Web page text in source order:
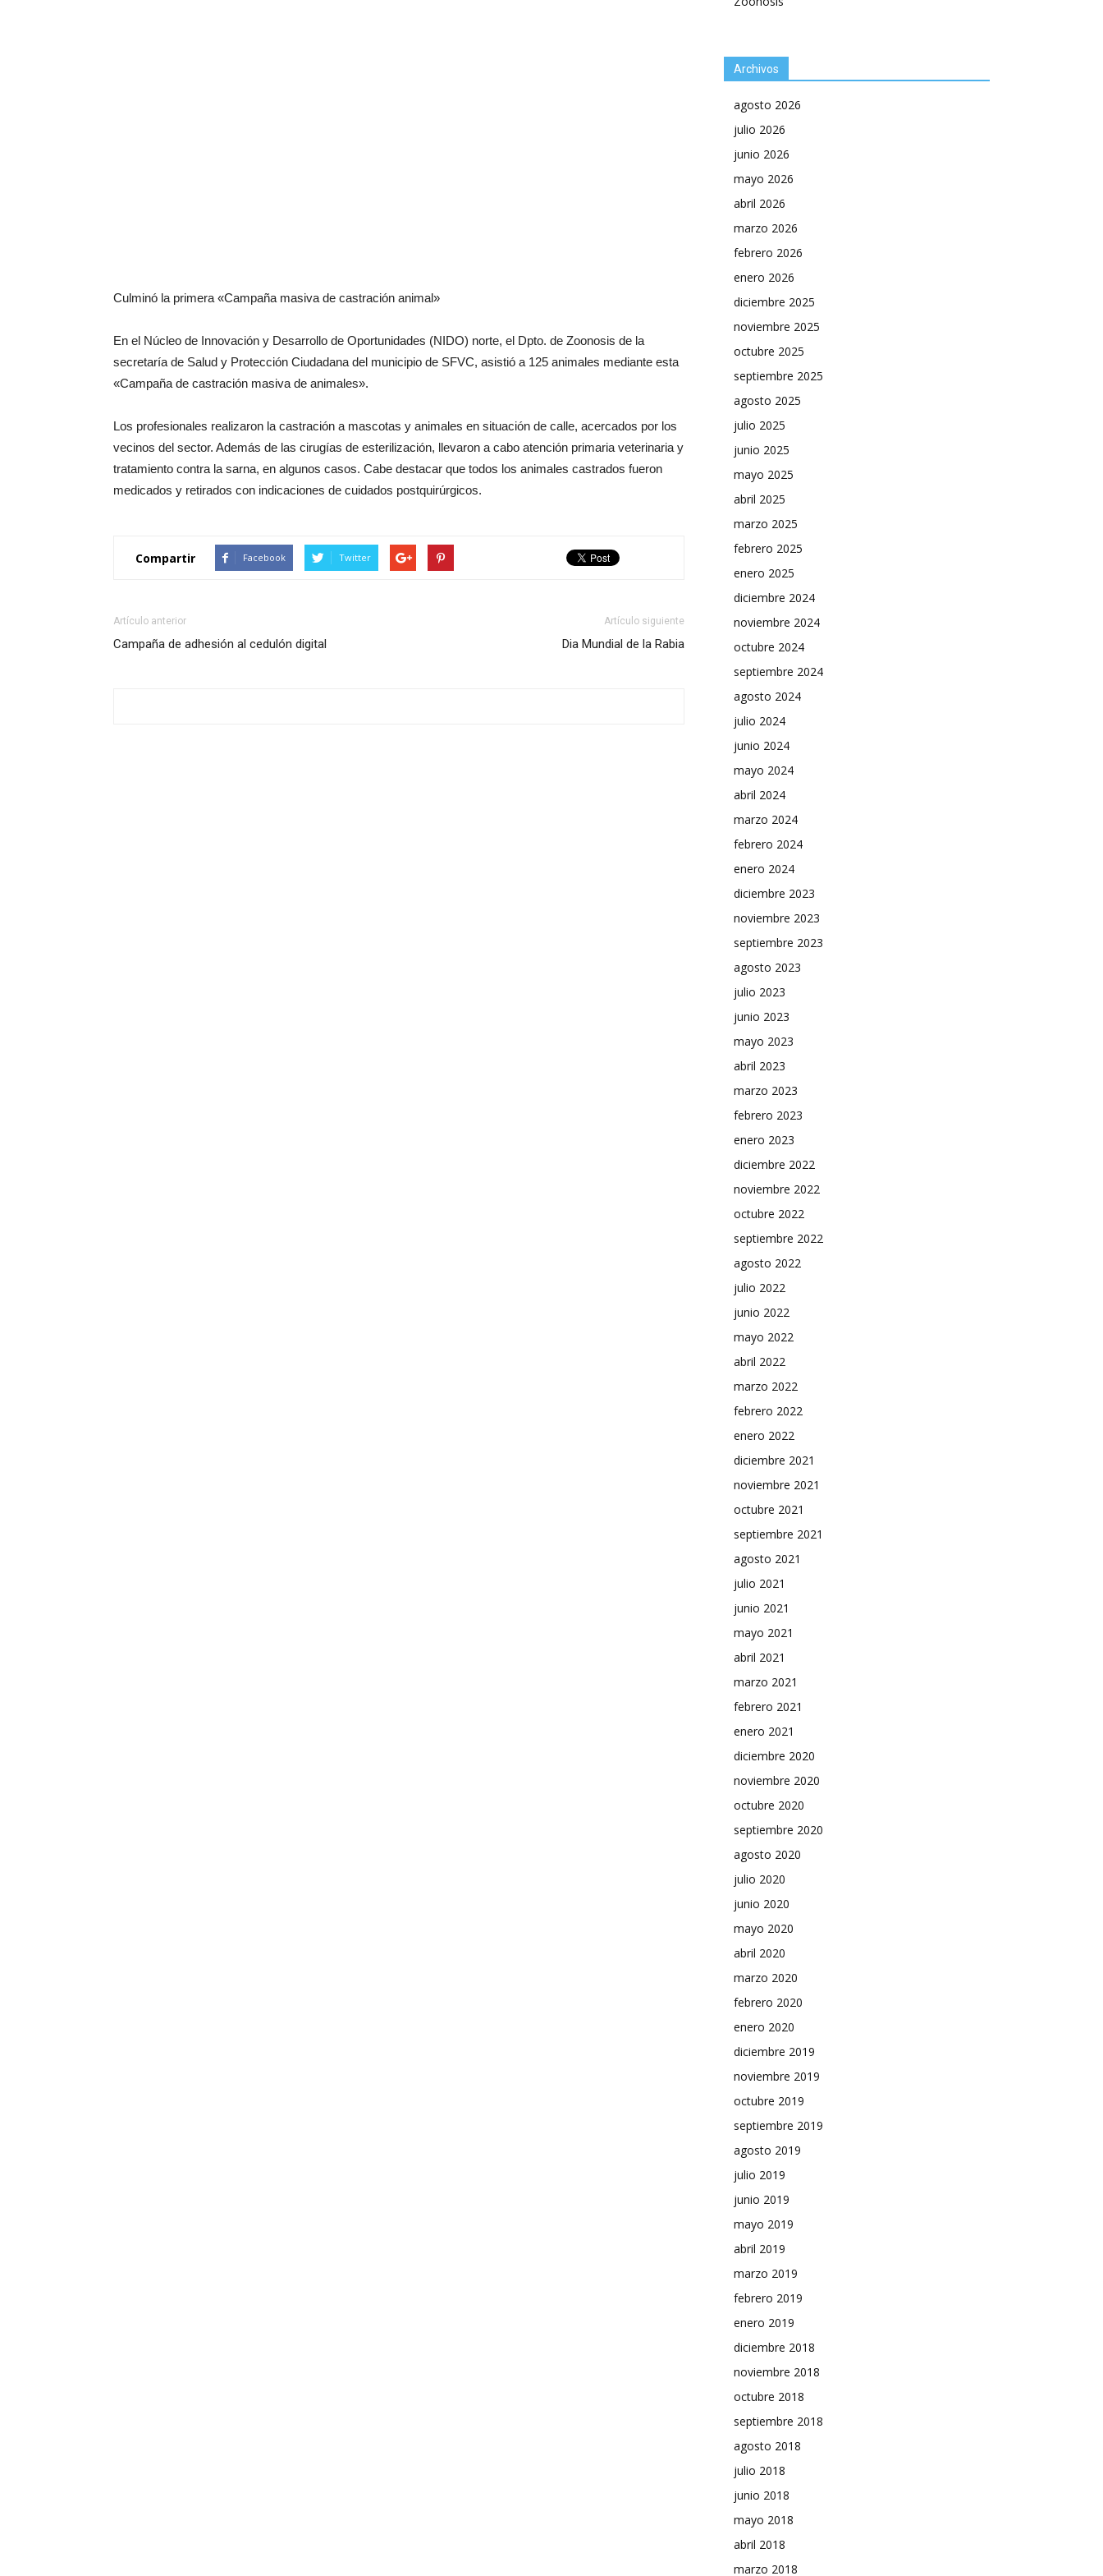
Culminó la primera «Campaña masiva de castración animal»
En el Núcleo de Innovación y Desarrollo de Oportunidades (NIDO) norte, el Dpto. de Zoonosis de la
secretaría de Salud y Protección Ciudadana del municipio de SFVC, asistió a 125 animales mediante esta
«Campaña de castración masiva de animales».
Los profesionales realizaron la castración a mascotas y animales en situación de calle, acercados por los
vecinos del sector. Además de las cirugías de esterilización, llevaron a cabo atención primaria veterinaria y
tratamiento contra la sarna, en algunos casos. Cabe destacar que todos los animales castrados fueron
medicados y retirados con indicaciones de cuidados postquirúrgicos.
Compartir Facebook Twitter
Artículo anterior
Campaña de adhesión al cedulón digital
Artículo siguiente
Dia Mundial de la Rabia
Archivos
agosto 2026
julio 2026
junio 2026
mayo 2026
abril 2026
marzo 2026
febrero 2026
enero 2026
diciembre 2025
noviembre 2025
octubre 2025
septiembre 2025
agosto 2025
julio 2025
junio 2025
mayo 2025
abril 2025
marzo 2025
febrero 2025
enero 2025
diciembre 2024
noviembre 2024
octubre 2024
septiembre 2024
agosto 2024
julio 2024
junio 2024
mayo 2024
abril 2024
marzo 2024
febrero 2024
enero 2024
diciembre 2023
noviembre 2023
septiembre 2023
agosto 2023
julio 2023
junio 2023
mayo 2023
abril 2023
marzo 2023
febrero 2023
enero 2023
diciembre 2022
noviembre 2022
octubre 2022
septiembre 2022
agosto 2022
julio 2022
junio 2022
mayo 2022
abril 2022
marzo 2022
febrero 2022
enero 2022
diciembre 2021
noviembre 2021
octubre 2021
septiembre 2021
agosto 2021
julio 2021
junio 2021
mayo 2021
abril 2021
marzo 2021
febrero 2021
enero 2021
diciembre 2020
noviembre 2020
octubre 2020
septiembre 2020
agosto 2020
julio 2020
junio 2020
mayo 2020
abril 2020
marzo 2020
febrero 2020
enero 2020
diciembre 2019
noviembre 2019
octubre 2019
septiembre 2019
agosto 2019
julio 2019
junio 2019
mayo 2019
abril 2019
marzo 2019
febrero 2019
enero 2019
diciembre 2018
noviembre 2018
octubre 2018
septiembre 2018
agosto 2018
julio 2018
junio 2018
mayo 2018
abril 2018
marzo 2018